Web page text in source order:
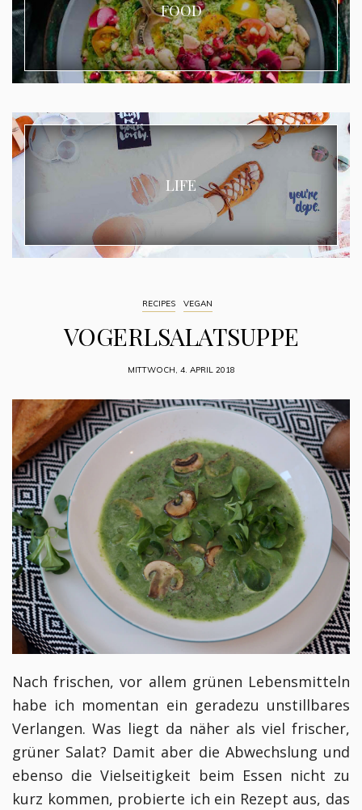
FOOD
LIFE
RECIPES VEGAN
VOGERLSALATSUPPE
MITTWOCH, 4. APRIL 2018
Nach frischen, vor allem grünen Lebensmitteln
habe ich momentan ein geradezu unstillbares
Verlangen. Was liegt da näher als viel frischer,
grüner Salat? Damit aber die Abwechslung und
ebenso die Vielseitigkeit beim Essen nicht zu
kurz kommen, probierte ich ein Rezept aus, das